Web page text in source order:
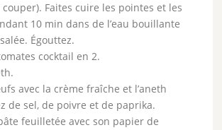
Faites cuire les pointes et les
10 min dans de l’eau bouillante
Égouttez.
cocktail en 2.
avec la crème fraîche et l’aneth
de sel, de poivre et de paprika.
feuilletée avec son papier de